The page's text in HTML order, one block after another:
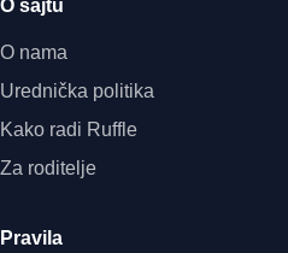
O sajtu
O nama
Urednička politika
Kako radi Ruffle
Za roditelje
Pravila